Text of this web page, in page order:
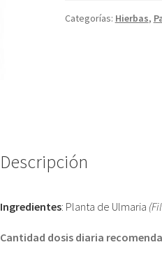
Categorías: Hierbas,
Descripción
Ingredientes: Planta de Ulmaria
Cantidad dosis diaria